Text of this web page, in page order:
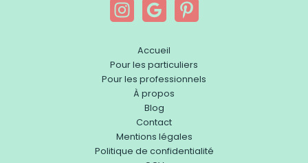
Accueil
Pour les particuliers
Pour les professionnels
À propos
Blog
Contact
Mentions légales
Politique de confidentialité